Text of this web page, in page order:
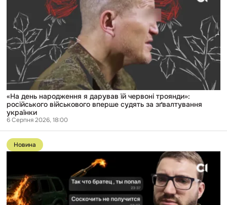
народження
дарував
червоні
троянди»:
російського
військового
вперше
судять
за
зґвалтування
українки
«На день народження я дарував їй червоні троянди»:
російського військового вперше судять за зґвалтування
українки
6 Серпня 2026, 18:00
Перейти
до
публікації
розвідника,
який
вербував
підлітків
Новина